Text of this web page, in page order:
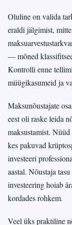
Oluline on valida
eraldi jälgimist,
— mõned
Kontrolli enne
müügikasumeid ja
Maksunõustajate
eest oli raske leida
maksustamist.
kes pakuvad
investeeri
aastal. Nõustaja
investeering hoiab
kordades rohkem.
Veel üks praktiline